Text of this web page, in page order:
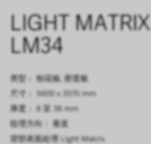
LIGHT MATRIX
LM34
类型： 刨花板, 密度板
尺寸： 5600 x 2070 mm
厚度： 8 至 38 mm
纹理方向： 垂直
背部表面处理
Light Matrix